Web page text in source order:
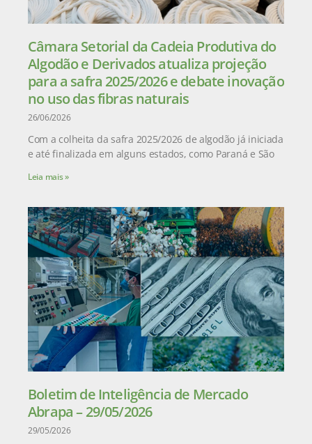
Câmara Setorial da Cadeia Produtiva do
Algodão e Derivados atualiza projeção
para a safra 2025/2026 e debate inovação
no uso das fibras naturais
26/06/2026
Com a colheita da safra 2025/2026 de algodão já iniciada
e até finalizada em alguns estados, como Paraná e São
Leia mais »
Boletim de Inteligência de Mercado
Abrapa – 29/05/2026
29/05/2026